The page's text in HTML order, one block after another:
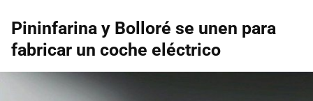
Pininfarina y Bolloré se unen para
fabricar un coche eléctrico